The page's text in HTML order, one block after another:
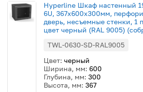
Hyperline Шкаф настенный
6U, 367x600х300мм,
дверь, несъемные стенки, 1
цвет черный (RAL 9005)
TWL-0630-SD-RAL9005
Цвет: черный
Ширина, мм: 600
Глубина, мм: 300
Высота, мм: 367